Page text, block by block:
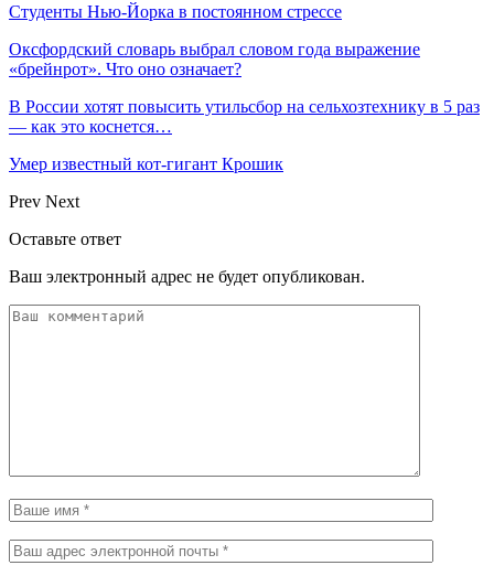
Студенты Нью-Йорка в постоянном стрессе
Оксфордский словарь выбрал словом года выражение
«брейнрот». Что оно означает?
В России хотят повысить утильсбор на сельхозтехнику в 5 раз
— как это коснется…
Умер известный кот-гигант Крошик
Prev Next
Оставьте ответ
Ваш электронный адрес не будет опубликован.